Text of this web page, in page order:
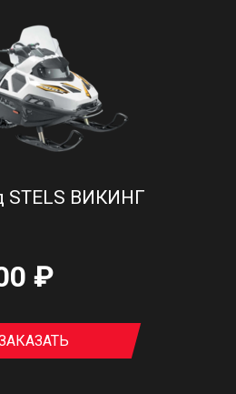
STELS ВИКИНГ
₽